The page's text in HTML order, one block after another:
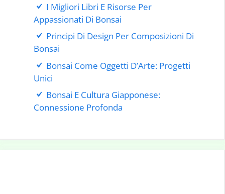
I Migliori Libri E Risorse Per
Appassionati Di Bonsai
Principi Di Design Per Composizioni Di
Bonsai
Bonsai Come Oggetti D’Arte: Progetti
Unici
Bonsai E Cultura Giapponese:
Connessione Profonda